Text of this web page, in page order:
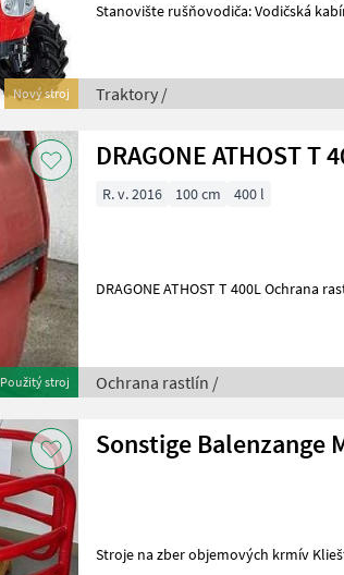
Nový stroj
Stanovište rušňovodiča: Vodičská
Traktory /
Použitý stroj
DRAGONE ATHOST T
R. v. 2016 100 cm 400 l
DRAGONE
Ochrana rastlín /
Sonstige Balenzange
Stroje na zber objemových krmív